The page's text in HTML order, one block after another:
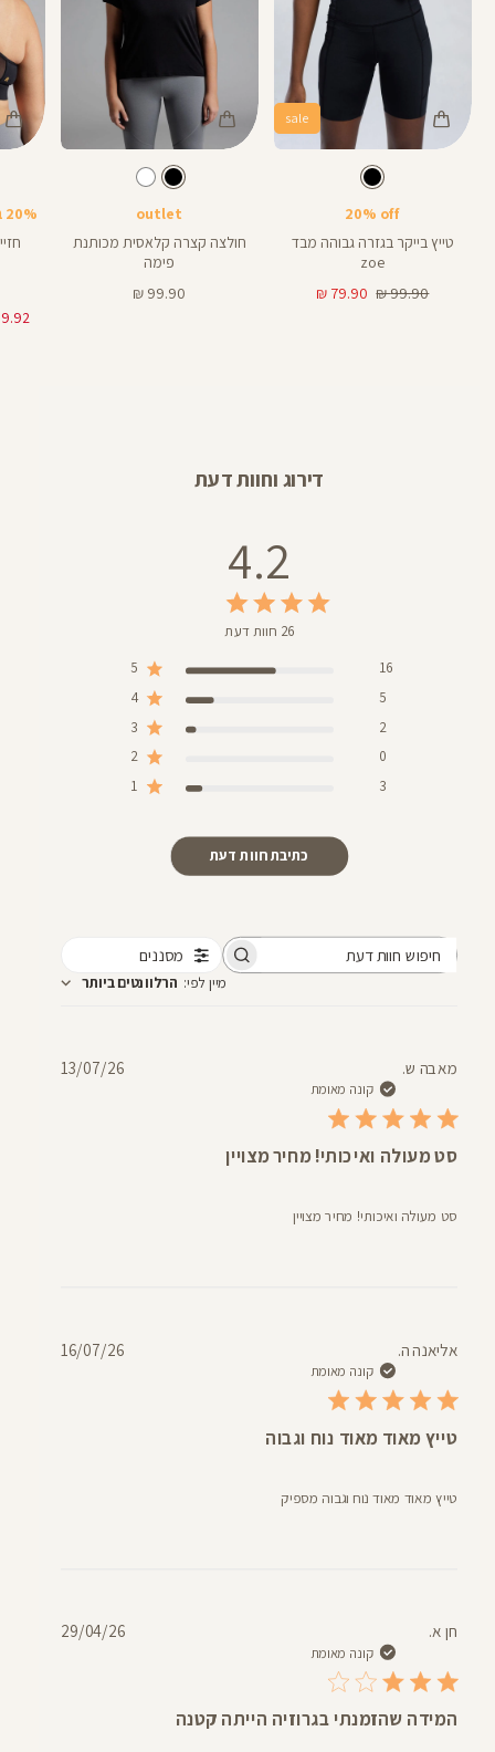
sale
צבע
שחור
20% off
טייץ בייקר בגזרה גבוהה מבד
zoe
מחיר
79.90 ₪
מחיר
99.90 ₪
צבע
שחור
outlet
חולצה קצרה קלאסית מכותנת
פימה
מחיר
99.90 ₪
20% בקניית 2 פריטים ומעלה
דירוג וחוות דעת
4.2
26 חוות דעת
5
16
4
5
3
2
2 0
1 3
כתיבת חוות דעת
מסננים
מיין לפי: הרלוונטים ביותר
מאבה ש.
קונה מאומת
סט מעולה ואיכותי! מחיר מצויין
סט מעולה ואיכותי! מחיר מצויין
תאריך13/07/26
אליאנה ה.
קונה מאומת
טייץ מאוד מאוד נוח וגבוה
טייץ מאוד מאוד נוח וגבוה מספיק
16/07/26
חן א.
קונה מאומת
המידה שהזמנתי בגרוזיה הייתה קטנה
29/04/26